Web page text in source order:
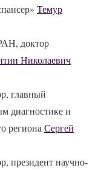
Темур
доктор
Николаевич
главный
диагностике и
региона Сергей
президент научно-